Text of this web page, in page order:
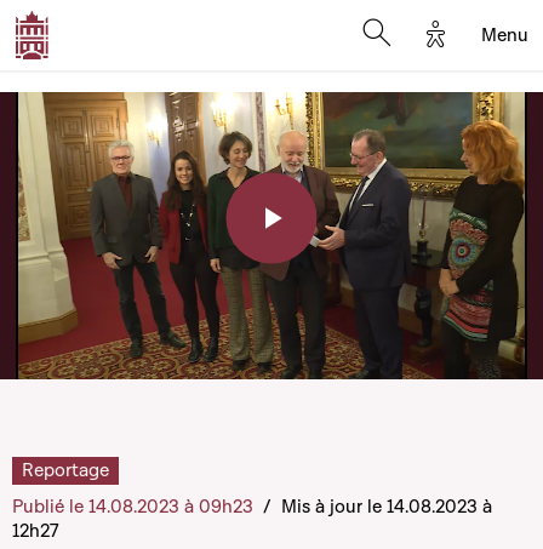
Options
Menu
Play
Video
Reportage
Publié le 14.08.2023 à 09h23 / Mis à jour le 14.08.2023 à
12h27